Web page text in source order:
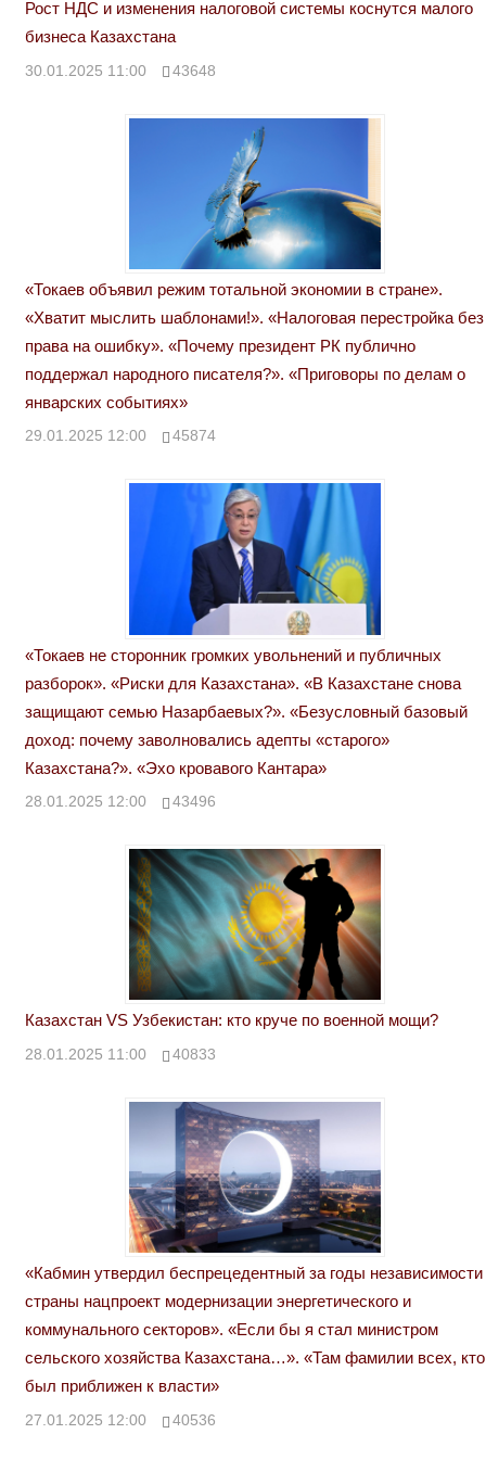
Рост НДС и изменения налоговой системы коснутся малого
бизнеса Казахстана
30.01.2025 11:00 43648
«Токаев объявил режим тотальной экономии в стране».
«Хватит мыслить шаблонами!». «Налоговая перестройка без
права на ошибку». «Почему президент РК публично
поддержал народного писателя?». «Приговоры по делам о
январских событиях»
29.01.2025 12:00 45874
«Токаев не сторонник громких увольнений и публичных
разборок». «Риски для Казахстана». «В Казахстане снова
защищают семью Назарбаевых?». «Безусловный базовый
доход: почему заволновались адепты «старого»
Казахстана?». «Эхо кровавого Кантара»
28.01.2025 12:00 43496
Казахстан VS Узбекистан: кто круче по военной мощи?
28.01.2025 11:00 40833
«Кабмин утвердил беспрецедентный за годы независимости
страны нацпроект модернизации энергетического и
коммунального секторов». «Если бы я стал министром
сельского хозяйства Казахстана…». «Там фамилии всех, кто
был приближен к власти»
27.01.2025 12:00 40536